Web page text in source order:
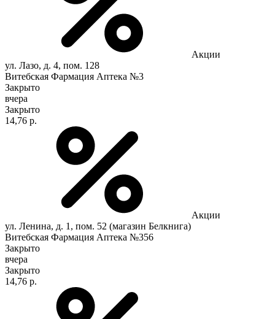
Акции
ул. Лазо, д. 4, пом. 128
Витебская Фармация Аптека №3
Закрыто
вчера
Закрыто
14,76 р.
Акции
ул. Ленина, д. 1, пом. 52 (магазин Белкнига)
Витебская Фармация Аптека №356
Закрыто
вчера
Закрыто
14,76 р.